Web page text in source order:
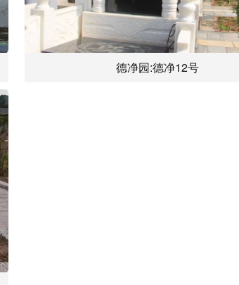
德净园:德净12号